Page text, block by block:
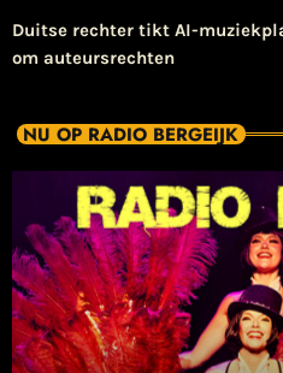
Duitse rechter tikt AI-
om auteursrechten
NU OP RADIO BERGEIJK